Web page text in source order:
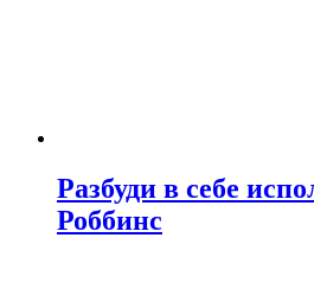
Разбуди в себе
Роббинс